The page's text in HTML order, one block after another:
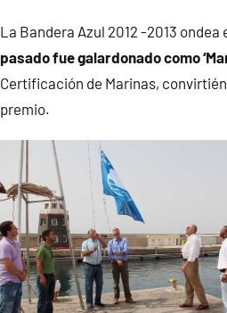
La Bandera Azul 2012 -2013
pasado fue galardonado como
Certificación de Marinas,
premio.